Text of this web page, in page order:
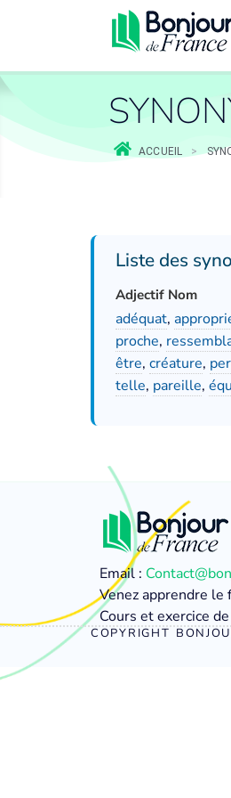
ACCUEIL >
Liste des
Adjectif Nom
adéquat,
proche,
être, créature,
telle, pareille,
Email :
Venez apprendre le
Cours et exercice
COPYRIGHT